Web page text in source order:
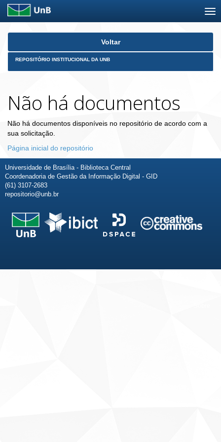
Skip
Voltar
REPOSITÓRIO INSTITUCIONAL DA UNB
Não há documentos
Não há documentos disponíveis no repositório de acordo com a
sua solicitação.
Página inicial do repositório
Universidade de Brasília - Biblioteca Central
Coordenadoria de Gestão da Informação Digital - GID
(61) 3107-2683
repositorio@unb.br